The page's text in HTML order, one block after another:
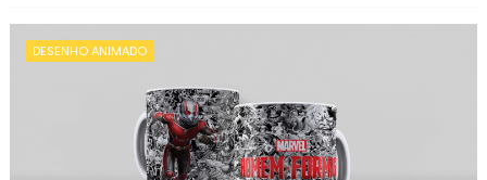
DESENHO ANIMADO